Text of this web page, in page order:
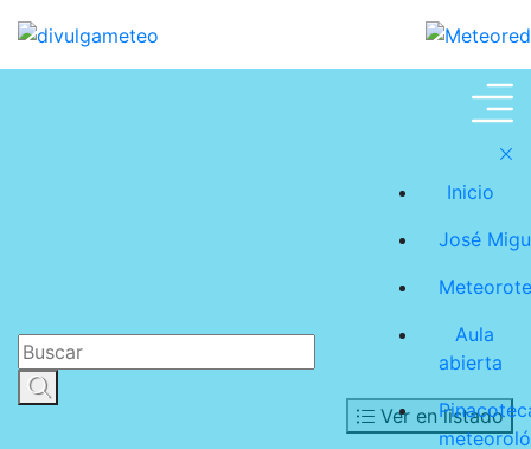
Inicio
José
Aula
abierta
José Miguel Viñas
José Miguel Viñas / Actividades
Ver en listado